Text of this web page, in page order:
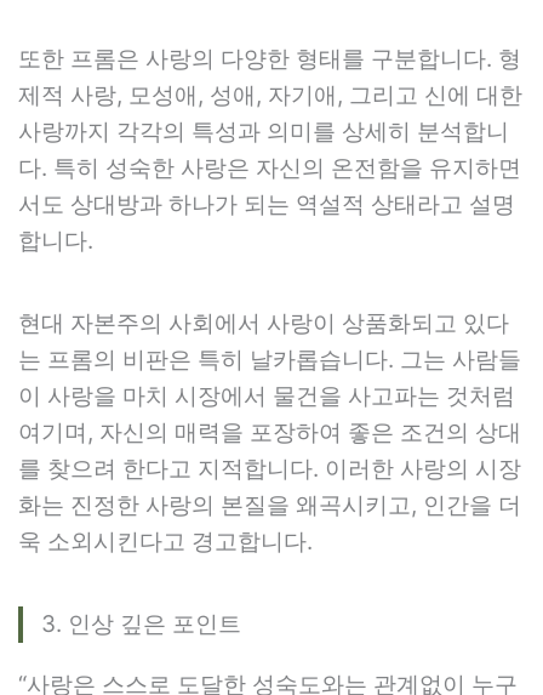
또한 프롬은 사랑의 다양한 형태를 구분합니다. 형
제적 사랑, 모성애, 성애, 자기애, 그리고 신에 대한
사랑까지 각각의 특성과 의미를 상세히 분석합니
다. 특히 성숙한 사랑은 자신의 온전함을 유지하면
서도 상대방과 하나가 되는 역설적 상태라고 설명
합니다.
현대 자본주의 사회에서 사랑이 상품화되고 있다
는 프롬의 비판은 특히 날카롭습니다. 그는 사람들
이 사랑을 마치 시장에서 물건을 사고파는 것처럼
여기며, 자신의 매력을 포장하여 좋은 조건의 상대
를 찾으려 한다고 지적합니다. 이러한 사랑의 시장
화는 진정한 사랑의 본질을 왜곡시키고, 인간을 더
욱 소외시킨다고 경고합니다.
3. 인상 깊은 포인트
“사랑은 스스로 도달한 성숙도와는 관계없이 누구